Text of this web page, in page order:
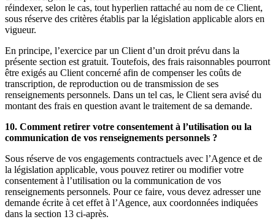
réindexer, selon le cas, tout hyperlien rattaché au nom de ce Client,
sous réserve des critères établis par la législation applicable alors en
vigueur.
En principe, l’exercice par un Client d’un droit prévu dans la
présente section est gratuit. Toutefois, des frais raisonnables pourront
être exigés au Client concerné afin de compenser les coûts de
transcription, de reproduction ou de transmission de ses
renseignements personnels. Dans un tel cas, le Client sera avisé du
montant des frais en question avant le traitement de sa demande.
10. Comment retirer votre consentement à l’utilisation ou la
communication de vos renseignements personnels ?
Sous réserve de vos engagements contractuels avec l’Agence et de
la législation applicable, vous pouvez retirer ou modifier votre
consentement à l’utilisation ou la communication de vos
renseignements personnels. Pour ce faire, vous devez adresser une
demande écrite à cet effet à l’Agence, aux coordonnées indiquées
dans la section 13 ci-après.